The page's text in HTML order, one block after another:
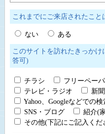
これまでにご来店されたこと
ない ある
このサイトを訪れたきっか
答可)
チラシ フリーペー
テレビ・ラジオ
新聞
Yahoo、Googleなどでの検
SNS・ブログ
紹介(
その他(下記にご記入くだ